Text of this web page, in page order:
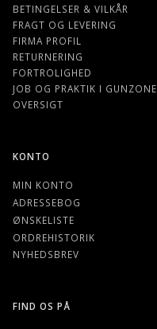
BETINGELSER & VILKÅR
FRAGT OG LEVERING
FIRMA PROFIL
RETURNERING
FORTROLIGHED
JOB OG PRAKTIK I GUNZONE
OVERSIGT
KONTO
MIN KONTO
ADRESSEBOG
ØNSKELISTE
ORDREHISTORIK
NYHEDSBREV
FIND OS PÅ